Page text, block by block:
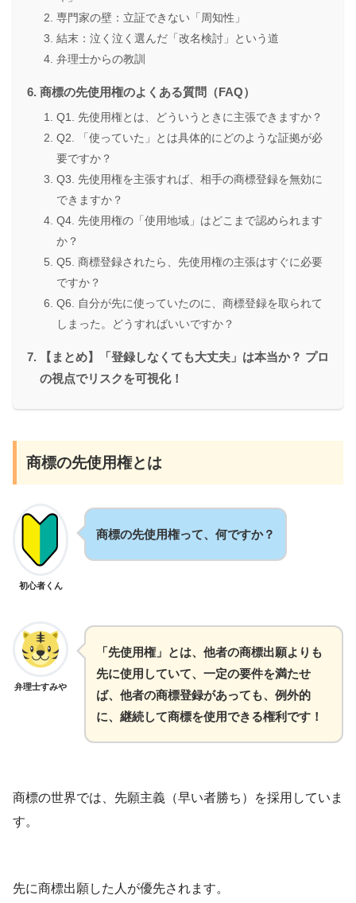
専門家の壁：立証できない「周知性」
結末：泣く泣く選んだ「改名検討」という道
弁理士からの教訓
商標の先使用権のよくある質問（FAQ）
Q1. 先使用権とは、どういうときに主張できますか？
Q2. 「使っていた」とは具体的にどのような証拠が必
要ですか？
Q3. 先使用権を主張すれば、相手の商標登録を無効に
できますか？
Q4. 先使用権の「使用地域」はどこまで認められます
か？
Q5. 商標登録されたら、先使用権の主張はすぐに必要
ですか？
Q6. 自分が先に使っていたのに、商標登録を取られて
しまった。どうすればいいですか？
【まとめ】「登録しなくても大丈夫」は本当か？ プロ
の視点でリスクを可視化！
商標の先使用権とは
初心者くん
商標の先使用権って、何ですか？
弁理士すみや
「先使用権」とは、他者の商標出願よりも
先に使用していて、一定の要件を満たせ
ば、他者の商標登録があっても、例外的
に、継続して商標を使用できる権利です！
商標の世界では、先願主義（早い者勝ち）を採用していま
す。
先に商標出願した人が優先されます。